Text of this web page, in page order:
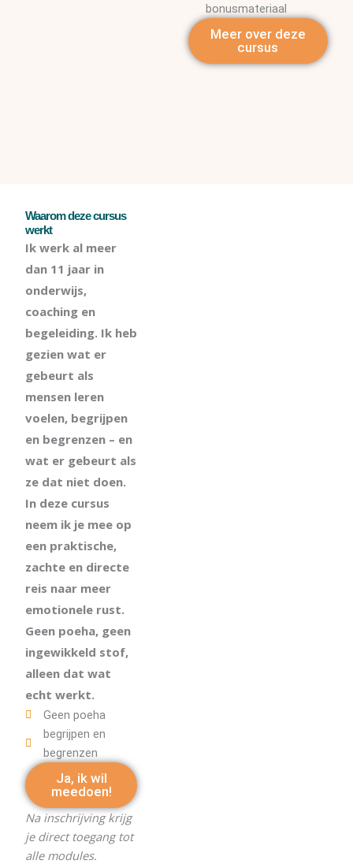
bonusmateriaal
Meer over deze
cursus
Waarom deze cursus
werkt
Ik werk al meer
dan 11 jaar in
onderwijs,
coaching en
begeleiding. Ik heb
gezien wat er
gebeurt als
mensen leren
voelen, begrijpen
en begrenzen – en
wat er gebeurt als
ze dat niet doen.
In deze cursus
neem ik je mee op
een praktische,
zachte en directe
reis naar meer
emotionele rust.
Geen poeha, geen
ingewikkeld stof,
alleen dat wat
echt werkt.
Geen poeha
begrijpen en
begrenzen
Ja, ik wil
meedoen!
Na inschrijving krijg
je direct toegang tot
alle modules.